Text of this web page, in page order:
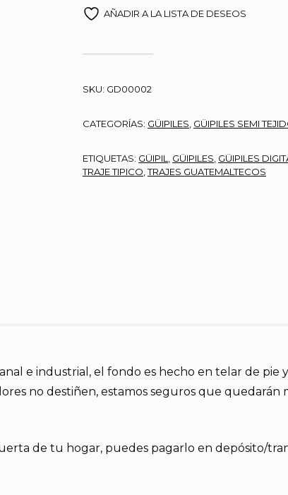
AÑADIR A LA LISTA DE DESEOS
SKU: GD00002
CATEGORÍAS: GÜIPILES GÜIPILES SEMI
ETIQUETAS: GÜIPIL GÜIPILES GÜIPILES
TRAJE TIPICO ,TRAJES GUATEMALTECOS
e industrial, el fondo es hecho en telar de pie
no destiñen, estamos seguros que
de tu hogar, puedes pagarlo en depósito/